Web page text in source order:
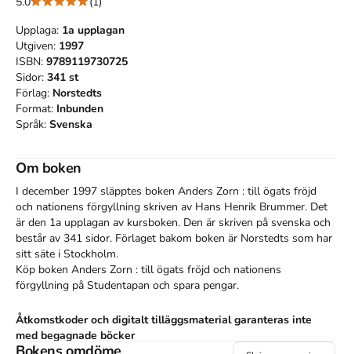
Upplaga: 1a upplagan
Utgiven: 1997
ISBN: 9789119730725
Sidor: 341 st
Förlag: Norstedts
Format: Inbunden
Språk: Svenska
Om boken
I december 1997 släpptes boken Anders Zorn : till ögats fröjd
och nationens förgyllning skriven av Hans Henrik Brummer. Det
är den 1a upplagan av kursboken. Den är skriven på svenska och
består av 341 sidor. Förlaget bakom boken är Norstedts som har
sitt säte i Stockholm.
Köp boken Anders Zorn : till ögats fröjd och nationens
förgyllning på Studentapan och spara pengar.
Åtkomstkoder och digitalt tilläggsmaterial garanteras inte
med begagnade böcker